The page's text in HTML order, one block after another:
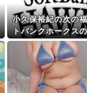
小久保裕紀の次の
トバンクホークス
ｗｗ